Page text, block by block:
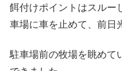
餌付けポイントはスルー
車場に車を止めて、前日
駐車場前の牧場を眺めて